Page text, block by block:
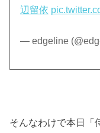
辺留依
— edgeline
そんなわけで本日「